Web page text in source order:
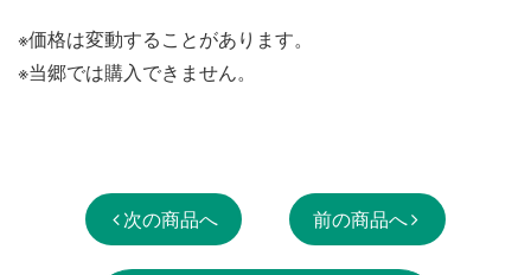
※価格は変動することがあります。
※当郷では購入できません。
次の商品へ 前の商品へ